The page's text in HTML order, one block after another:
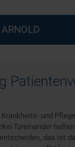
und
füreinander
das ist